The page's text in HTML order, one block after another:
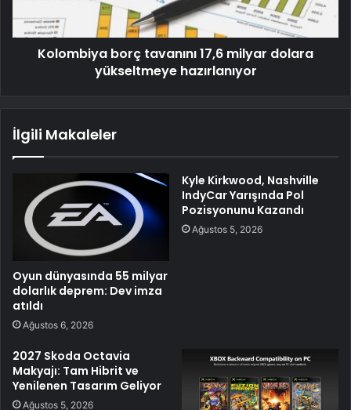
Kolombiya borç tavanını 17,6 milyar dolara
yükseltmeye hazırlanıyor
İlgili Makaleler
Oyun dünyasında 55 milyar
dolarlık deprem: Dev imza
atıldı
Ağustos 6, 2026
Kyle Kirkwood, Nashville
IndyCar Yarışında Pol
Pozisyonunu Kazandı
Ağustos 5, 2026
2027 Skoda Octavia
Makyajı: Tam Hibrit ve
Yenilenen Tasarım Geliyor
Ağustos 5, 2026